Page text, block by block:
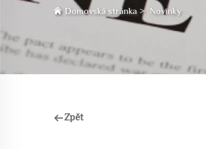
Domovská stránka> Novinky
Zpět